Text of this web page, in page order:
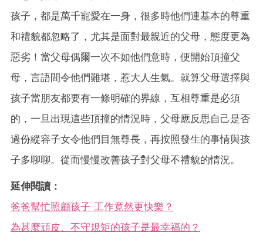
孩子，都是萬千寵愛在一身，很多時他們連基本的尊重
和禮貌都忽略了，尤其是面對最親近的父母，態度更為
惡劣！當父母偶爾一次不如他們意時，便開始頂撞父
母，言語間令他們難堪，惹大人生氣。就算父母選擇與
孩子當朋友都要有一條明確的界線，互相尊重是必須
的，一旦出現這些頂撞的情況時，父母應反思自己是否
過份縱容子女令他們目無尊長，再按照發生的事情與孩
子多聊聊。從而慢慢改善孩子對父母不禮貌的情況。
延伸閱讀：
爸爸幫忙照顧孩子 工作竟然更快樂？
為甚麼頑皮、不守規矩的孩子是最幸福的？